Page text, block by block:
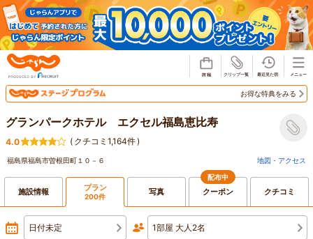
お得な特典をみる
グランパークホテル エクセル福島恵比寿
4.0 ( クチコミ1,164件)
福島県福島市曽根田町１０－６ 地図・アクセス
施設情報 プラン
200件 写真
配布中
クーポン クチコミ
日付未定 1部屋 大人2名